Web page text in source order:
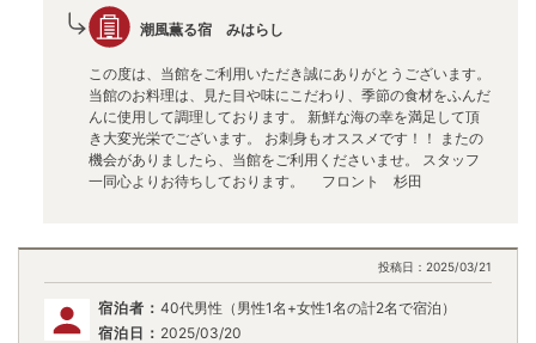
潮風薫る宿 みはらし
この度は、当館をご利用いただき誠にありがとうございます。
当館のお料理は、見た目や味にこだわり、季節の食材をふんだ
んに使用して調理しております。 新鮮な海の幸を満足して頂
き大変光栄でございます。 お刺身もオススメです！！ またの
機会がありましたら、当館をご利用くださいませ。 スタッフ
一同心よりお待ちしております。 フロント 杉田
投稿日： 2025/03/21
宿泊者： 40代男性（男性1名+女性1名の計2名で宿泊）
宿泊日： 2025/03/20